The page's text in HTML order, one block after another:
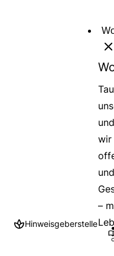
wir
–
Hinweisgeberstelle